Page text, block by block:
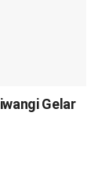
Gelar